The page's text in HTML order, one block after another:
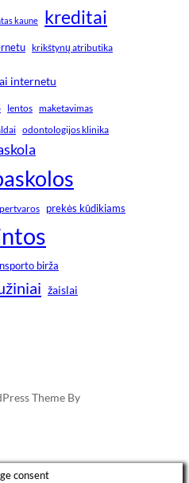
kaune kreditai
krikštynų atributika
internetu
lentos maketavimas
odontologijos klinika
pertvaros prekės kūdikiams
birža
žaislai
Theme By
consent